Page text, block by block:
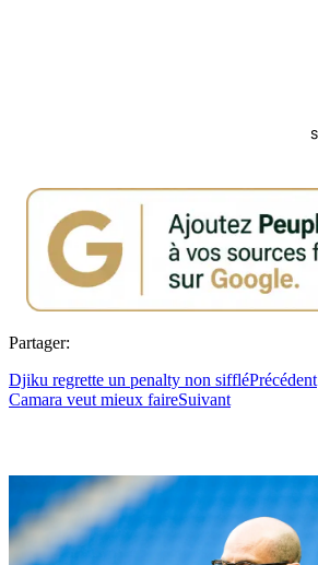
Partager:
Djiku regrette un penalty non siffléPrécédent
Camara veut mieux faireSuivant